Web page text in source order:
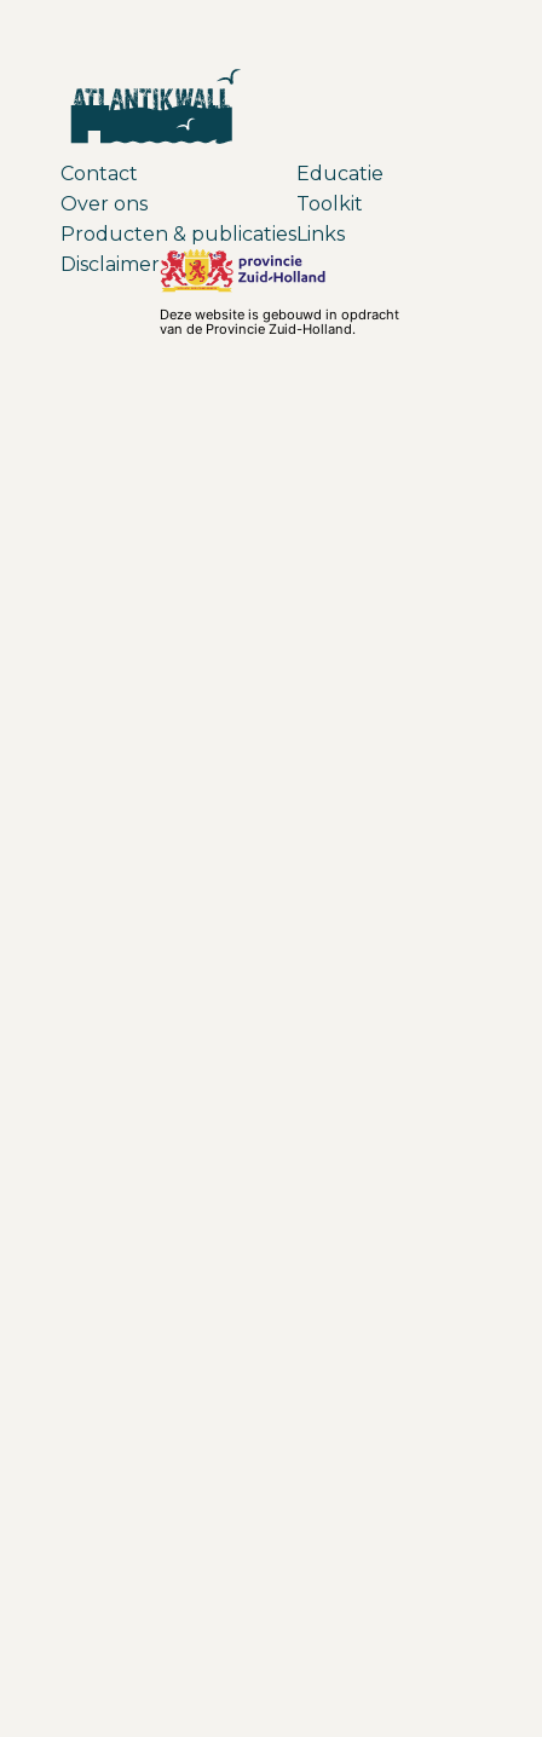
Contact
Over ons
Producten & publicaties
Educatie
Toolkit
Links
Disclaimer
Deze website is gebouwd in opdracht
van de Provincie Zuid-Holland.